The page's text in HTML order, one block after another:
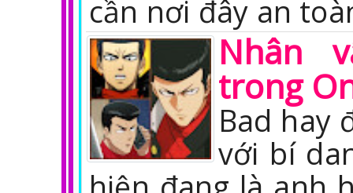
cần nơi đây an
Nhân
trong
Bad hay
với bí